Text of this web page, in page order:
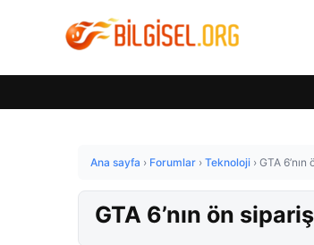
Ana sayfa › Forumlar › Teknoloji › GTA
GTA 6’nın ön